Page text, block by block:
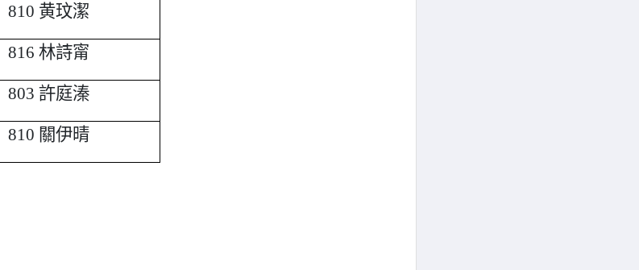
810 黄玟潔
816 林詩甯
803 許庭溱
810 關伊晴